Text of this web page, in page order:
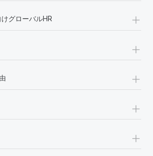
グローバルHR +
+
+
+
+